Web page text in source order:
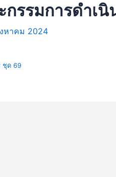
รรมการดำเ
หาคม 2024
ชุด 69